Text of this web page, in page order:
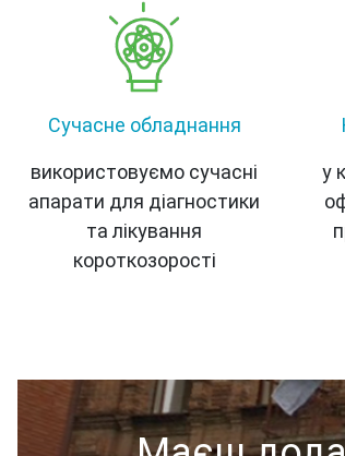
Сучасне обладнання
використовуємо сучасні
апарати для діагностики
та лікування
короткозорості
у